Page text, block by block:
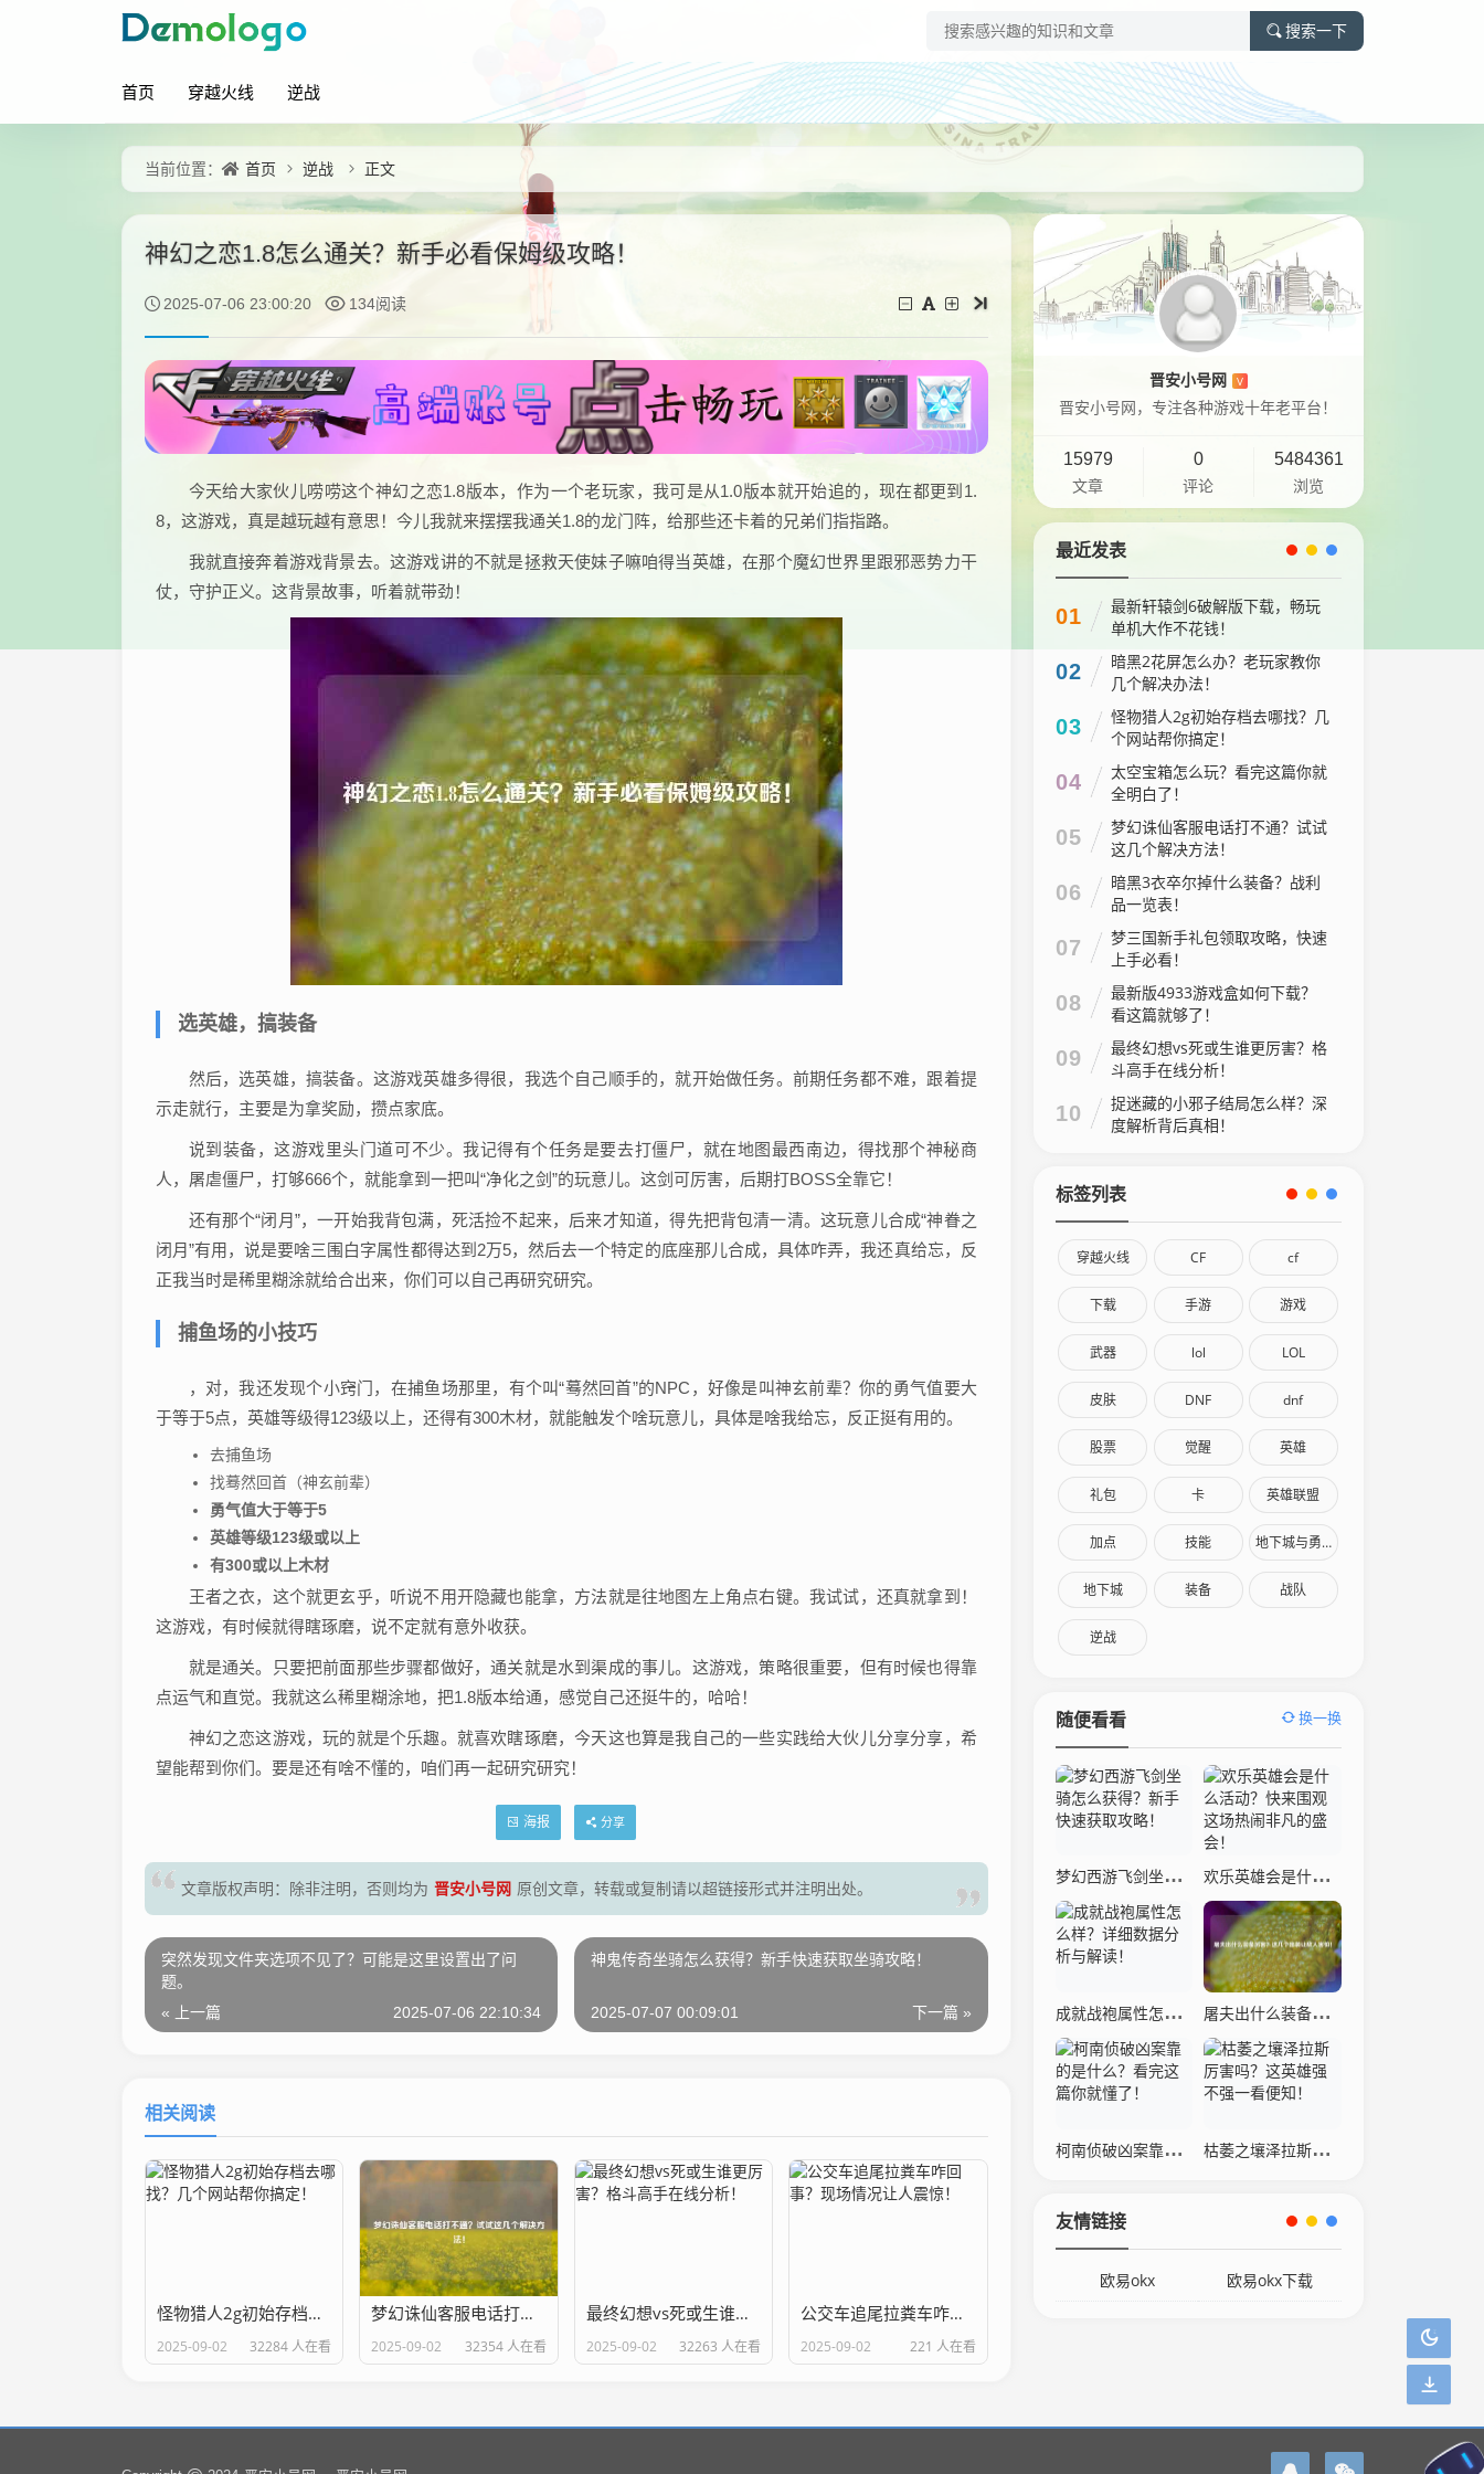
搜索一下
首页 穿越火线 逆战
当前位置： 首页 逆战 正文
神幻之恋1.8怎么通关？新手必看保姆级攻略！
2025-07-06 23:00:20 134阅读
今天给大家伙儿唠唠这个神幻之恋1.8版本，作为一个老玩家，我可是从1.0版本就开始追的，现在都更到1.
8，这游戏，真是越玩越有意思！今儿我就来摆摆我通关1.8的龙门阵，给那些还卡着的兄弟们指指路。
我就直接奔着游戏背景去。这游戏讲的不就是拯救天使妹子嘛咱得当英雄，在那个魔幻世界里跟邪恶势力干
仗，守护正义。这背景故事，听着就带劲！
选英雄，搞装备
然后，选英雄，搞装备。这游戏英雄多得很，我选个自己顺手的，就开始做任务。前期任务都不难，跟着提
示走就行，主要是为拿奖励，攒点家底。
说到装备，这游戏里头门道可不少。我记得有个任务是要去打僵尸，就在地图最西南边，得找那个神秘商
人，屠虐僵尸，打够666个，就能拿到一把叫“净化之剑”的玩意儿。这剑可厉害，后期打BOSS全靠它！
还有那个“闭月”，一开始我背包满，死活捡不起来，后来才知道，得先把背包清一清。这玩意儿合成“神眷之
闭月”有用，说是要啥三围白字属性都得达到2万5，然后去一个特定的底座那儿合成，具体咋弄，我还真给忘，反
正我当时是稀里糊涂就给合出来，你们可以自己再研究研究。
捕鱼场的小技巧
，对，我还发现个小窍门，在捕鱼场那里，有个叫“蓦然回首”的NPC，好像是叫神玄前辈？你的勇气值要大
于等于5点，英雄等级得123级以上，还得有300木材，就能触发个啥玩意儿，具体是啥我给忘，反正挺有用的。
去捕鱼场
找蓦然回首（神玄前辈）
勇气值大于等于5
英雄等级123级或以上
有300或以上木材
王者之衣，这个就更玄乎，听说不用开隐藏也能拿，方法就是往地图左上角点右键。我试试，还真就拿到！
这游戏，有时候就得瞎琢磨，说不定就有意外收获。
就是通关。只要把前面那些步骤都做好，通关就是水到渠成的事儿。这游戏，策略很重要，但有时候也得靠
点运气和直觉。我就这么稀里糊涂地，把1.8版本给通，感觉自己还挺牛的，哈哈！
神幻之恋这游戏，玩的就是个乐趣。就喜欢瞎琢磨，今天这也算是我自己的一些实践给大伙儿分享分享，希
望能帮到你们。要是还有啥不懂的，咱们再一起研究研究！
海报 分享
文章版权声明：除非注明，否则均为 晋安小号网 原创文章，转载或复制请以超链接形式并注明出处。
突然发现文件夹选项不见了？可能是这里设置出了问
题。
« 上一篇 2025-07-06 22:10:34
神鬼传奇坐骑怎么获得？新手快速获取坐骑攻略！
下一篇 »
2025-07-07 00:09:01
相关阅读
怪物猎人2g初始存档去哪找？几个网站帮你搞定！
2025-09-02 32284 人在看
梦幻诛仙客服电话打不通？试试这几个解决方法！
2025-09-02 32354 人在看
最终幻想vs死或生谁更厉害？格斗高手在线分析！
2025-09-02 32263 人在看
公交车追尾拉粪车咋回事？现场情况让人震惊！
2025-09-02 221 人在看
晋安小号网 V
晋安小号网，专注各种游戏十年老平台！
15979
文章
0
评论
5484361
浏览
最近发表
01
最新轩辕剑6破解版下载，畅玩
单机大作不花钱！
02
暗黑2花屏怎么办？老玩家教你
几个解决办法！
03
怪物猎人2g初始存档去哪找？几
个网站帮你搞定！
04
太空宝箱怎么玩？看完这篇你就
全明白了！
05
梦幻诛仙客服电话打不通？试试
这几个解决方法！
06
暗黑3衣卒尔掉什么装备？战利
品一览表！
07
梦三国新手礼包领取攻略，快速
上手必看！
08
最新版4933游戏盒如何下载？
看这篇就够了！
09
最终幻想vs死或生谁更厉害？格
斗高手在线分析！
10
捉迷藏的小邪子结局怎么样？深
度解析背后真相！
标签列表
穿越火线 CF cf
下载 手游 游戏
武器 lol LOL
皮肤 DNF dnf
股票 觉醒 英雄
礼包 卡 英雄联盟
加点 技能 地下城与勇士
地下城 装备 战队
逆战
随便看看 换一换
梦幻西游飞剑坐骑怎么获得？新手快速获取攻略！ 欢乐英雄会是什么活动？快来围观这场热闹非凡的盛会！
成就战袍属性怎么样？详细数据分析与解读！ 屠夫出什么装备厉害？这几个出装让敌人害怕！
柯南侦破凶案靠的是什么？看完这篇你就懂了！ 枯萎之壤泽拉斯厉害吗？这英雄强不强一看便知！
友情链接
欧易okx 欧易okx下载